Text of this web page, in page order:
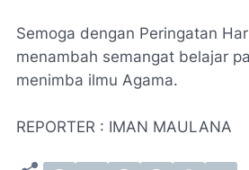
Semoga dengan Peringatan
menambah semangat belajar
menimba ilmu Agama.
REPORTER : IMAN MAULANA